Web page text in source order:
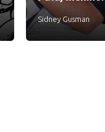
Sidney Gusman